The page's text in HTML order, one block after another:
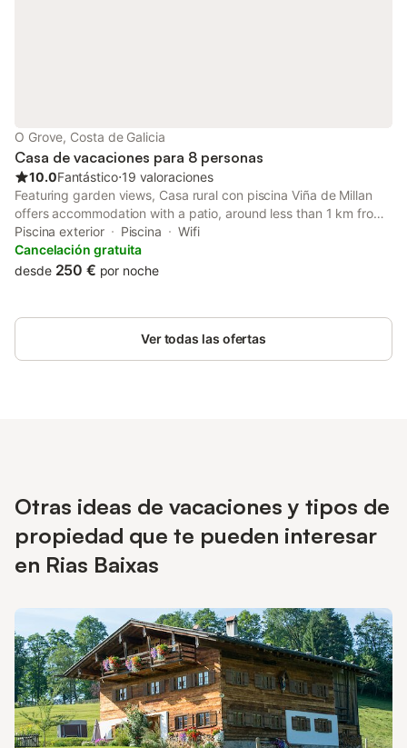
O Grove, Costa de Galicia
Casa de vacaciones para 8 personas
10.0Fantástico⋅19 valoraciones
Featuring garden views, Casa rural con piscina Viña de Millan
offers accommodation with a patio, around less than 1 km from
Praia de Rons. This holiday home has a private pool, a garden,
barbecue facilities, free WiFi and free private parking.
Piscina exterior Piscina
Wifi
Cancelación gratuita
desde 250 € por noche
Ver todas las ofertas
Otras ideas de vacaciones y tipos de
propiedad que te pueden interesar
en Rias Baixas